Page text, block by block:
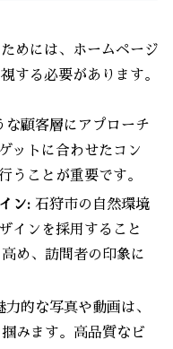
めには、ホームページ
する必要があります。
な顧客層にアプローチ
ットに合わせたコン
うことが重要です。
ン: 石狩市の自然環境
インを採用すること
め、訪問者の印象に
力的な写真や動画は、
みます。高品質なビ